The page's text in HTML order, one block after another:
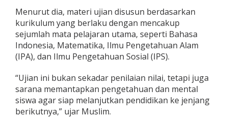
a
l
a
S
e
k
l
a
h
:
P
Menurut dia, materi ujian disusun berdasarkan
kurikulum yang berlaku dengan mencakup
sejumlah mata pelajaran utama, seperti Bahasa
Indonesia, Matematika, Ilmu Pengetahuan Alam
(IPA), dan Ilmu Pengetahuan Sosial (IPS).
“Ujian ini bukan sekadar penilaian nilai, tetapi juga
sarana memantapkan pengetahuan dan mental
siswa agar siap melanjutkan pendidikan ke jenjang
berikutnya,” ujar Muslim.